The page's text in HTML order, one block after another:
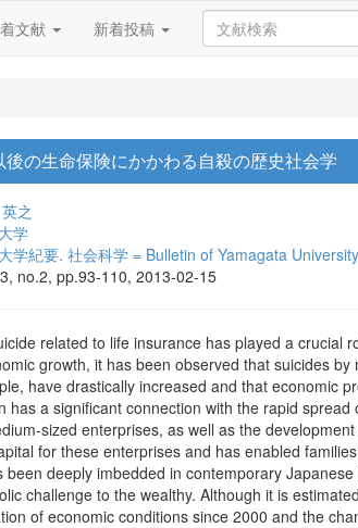
文献 新着投稿
の生命保険にかかわる自殺の歴史社会学
之
学
学紀要. 社会科学 = Bulletin of Yamagata
no.2, pp.93-110, 2013-02-15
related to life insurance has played a crucial
growth, it has been observed that suicides
have drastically increased and that economic
has a significant connection with the rapid
sized enterprises, as well as the
for these enterprises and has enabled
deeply imbedded in contemporary
challenge to the wealthy. Although it is
of economic conditions since 2000 and the